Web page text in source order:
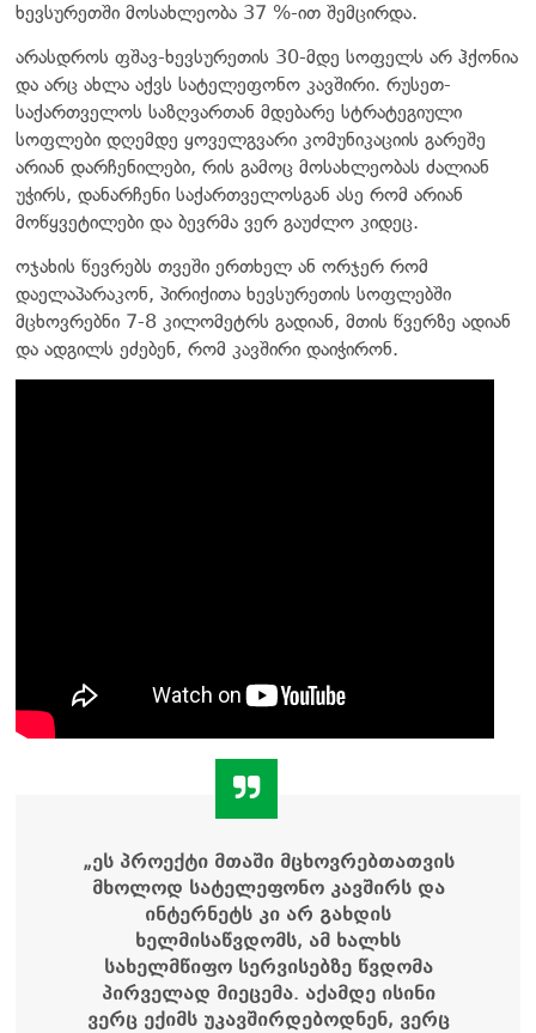
ხევსურეთში მოსახლეობა 37 %-ით შემცირდა.
არასდროს ფშავ-ხევსურეთის 30-მდე სოფელს არ ჰქონია
და არც ახლა აქვს სატელეფონო კავშირი. რუსეთ-
საქართველოს საზღვართან მდებარე სტრატეგიული
სოფლები დღემდე ყოველგვარი კომუნიკაციის გარეშე
არიან დარჩენილები, რის გამოც მოსახლეობას ძალიან
უჭირს, დანარჩენი საქართველოსგან ასე რომ არიან
მოწყვეტილები და ბევრმა ვერ გაუძლო კიდეც.
ოჯახის წევრებს თვეში ერთხელ ან ორჯერ რომ
დაელაპარაკონ, პირიქითა ხევსურეთის სოფლებში
მცხოვრებნი 7-8 კილომეტრს გადიან, მთის წვერზე ადიან
და ადგილს ეძებენ, რომ კავშირი დაიჭირონ.
„ეს პროექტი მთაში მცხოვრებთათვის
მხოლოდ სატელეფონო კავშირს და
ინტერნეტს კი არ გახდის
ხელმისაწვდომს, ამ ხალხს
სახელმწიფო სერვისებზე წვდომა
პირველად მიეცემა. აქამდე ისინი
ვერც ექიმს უკავშირდებოდნენ, ვერც